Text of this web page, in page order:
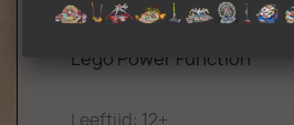
afstandsbediening,
Lego Power Function
Leeftijd: 12+